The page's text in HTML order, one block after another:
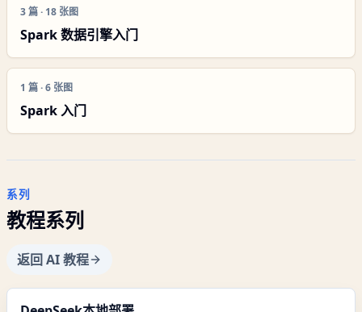
3篇 · 18 张图
Spark 数据引擎入门
1 篇 ·6 张图
Spark 入门
系列
教程系列
返回 AI 教程